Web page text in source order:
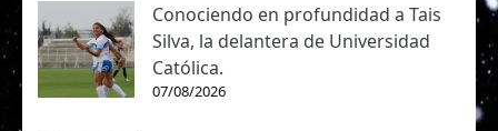
Conociendo en profundidad a Tais
Silva, la delantera de Universidad
Católica.
07/08/2026